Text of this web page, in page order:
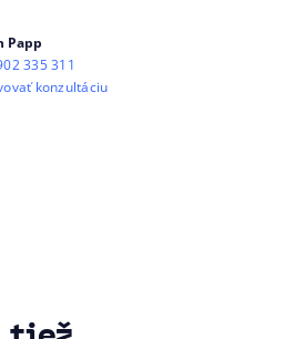
Papp
335 311
konzultáciu